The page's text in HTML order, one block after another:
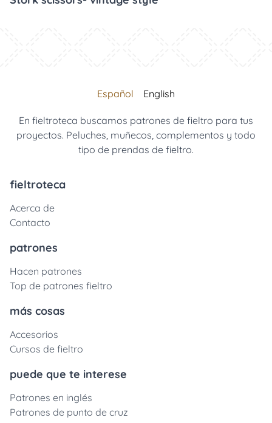
Español English
En fieltroteca buscamos patrones de fieltro para tus
proyectos. Peluches, muñecos, complementos y todo
tipo de prendas de fieltro.
fieltroteca
Acerca de
Contacto
patrones
Hacen patrones
Top de patrones fieltro
más cosas
Accesorios
Cursos de fieltro
puede que te interese
Patrones en inglés
Patrones de punto de cruz